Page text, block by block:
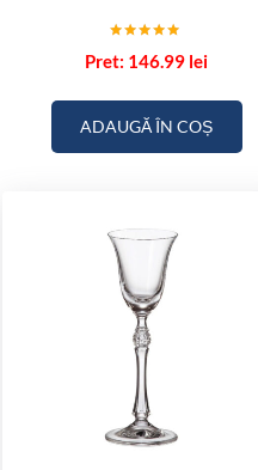
5.00
146.99 lei
ADAUGĂ ÎN COȘ